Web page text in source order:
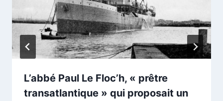
L’abbé Paul Le Floc’h, « prêtre
transatlantique » qui proposait un